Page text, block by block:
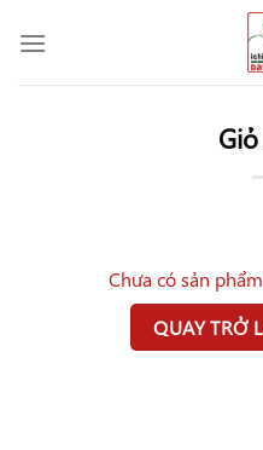
đến
Chưa có sản
QUAY TRỞ